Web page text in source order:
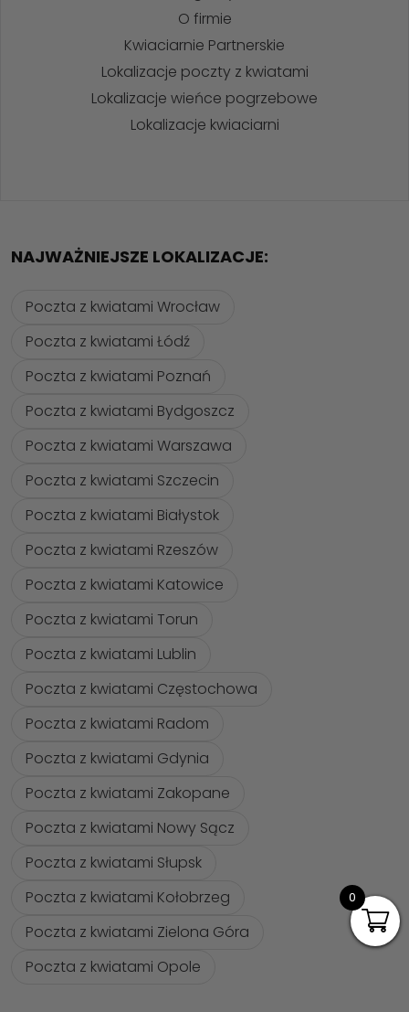
O firmie
Kwiaciarnie Partnerskie
Lokalizacje poczty z kwiatami
Lokalizacje wieńce pogrzebowe
Lokalizacje kwiaciarni
NAJWAŻNIEJSZE LOKALIZACJE:
Poczta z kwiatami Wrocław
Poczta z kwiatami Łódź
Poczta z kwiatami Poznań
Poczta z kwiatami Bydgoszcz
Poczta z kwiatami Warszawa
Poczta z kwiatami Szczecin
Poczta z kwiatami Białystok
Poczta z kwiatami Rzeszów
Poczta z kwiatami Katowice
Poczta z kwiatami Torun
Poczta z kwiatami Lublin
Poczta z kwiatami Częstochowa
Poczta z kwiatami Radom
Poczta z kwiatami Gdynia
Poczta z kwiatami Zakopane
Poczta z kwiatami Nowy Sącz
Poczta z kwiatami Słupsk
Poczta z kwiatami Kołobrzeg
Poczta z kwiatami Zielona Góra
Poczta z kwiatami Opole
0